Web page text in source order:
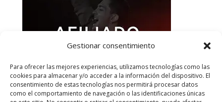
Gestionar consentimiento
Para ofrecer las mejores experiencias, utilizamos tecnologías como las
cookies para almacenar y/o acceder a la información del dispositivo. El
consentimiento de estas tecnologías nos permitirá procesar datos
como el comportamiento de navegación o las identificaciones únicas